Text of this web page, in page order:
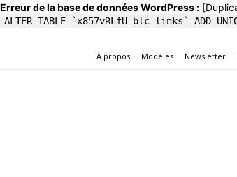
Erreur de la base de données WordPress :
ALTER TABLE `x857vRLfU_blc_links` ADD
À propos Modèles Newsletter